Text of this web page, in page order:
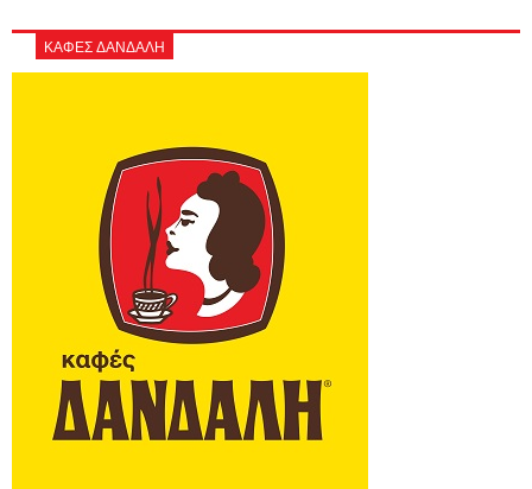
ΚΑΦΕΣ ΔΑΝΔΑΛΗ